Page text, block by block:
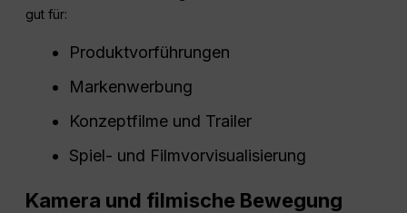
gut für:
Produktvorführungen
Markenwerbung
Konzeptfilme und Trailer
Spiel- und Filmvorvisualisierung
Kamera und filmische Bewegung